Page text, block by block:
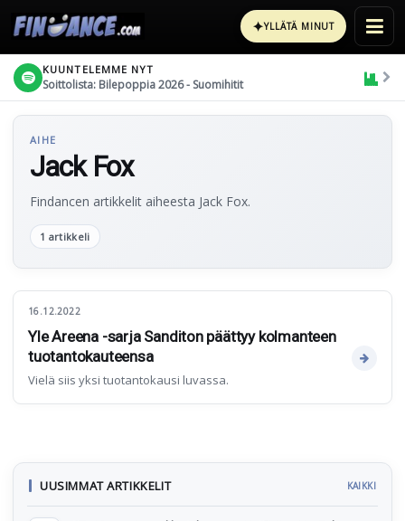
✦YLLÄTÄ MINUT
KUUNTELEMME NYT
Soittolista: Bilepoppia 2026 - Suomihitit
AIHE
Jack Fox
Findancen artikkelit aiheesta Jack Fox.
1 artikkeli
16.12.2022
Yle Areena -sarja Sanditon päättyy kolmanteen
tuotantokauteensa
Vielä siis yksi tuotantokausi luvassa.
UUSIMMAT ARTIKKELIT KAIKKI